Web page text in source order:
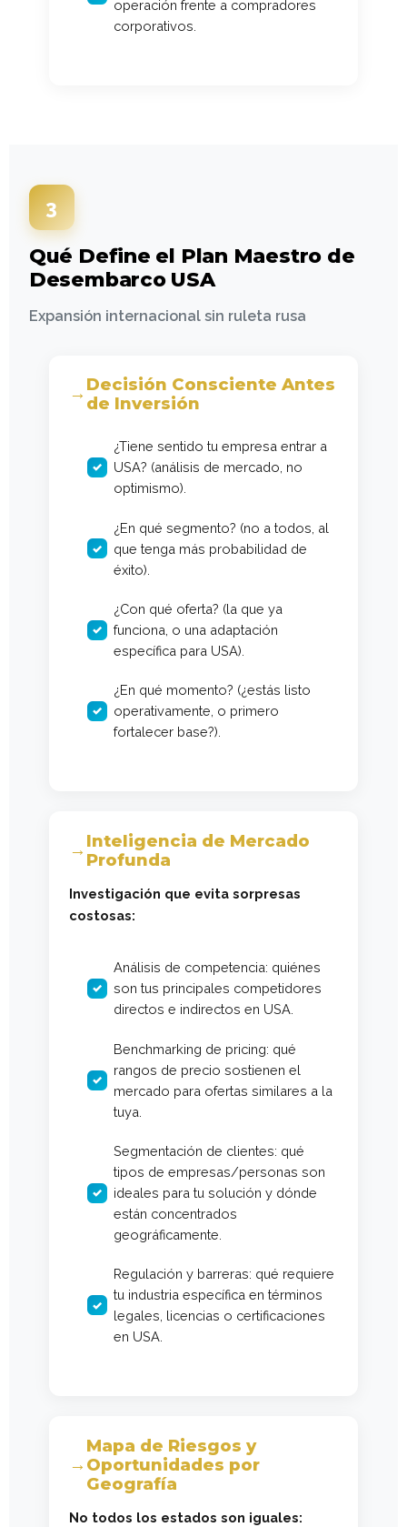
operación frente a compradores
corporativos.
3
Qué Define el Plan Maestro de
Desembarco USA
Expansión internacional sin ruleta rusa
Decisión Consciente Antes
de Inversión
¿Tiene sentido tu empresa entrar a
USA? (análisis de mercado, no
optimismo).
¿En qué segmento? (no a todos, al
que tenga más probabilidad de
éxito).
¿Con qué oferta? (la que ya
funciona, o una adaptación
específica para USA).
¿En qué momento? (¿estás listo
operativamente, o primero
fortalecer base?).
Inteligencia de Mercado
Profunda
Investigación que evita sorpresas
costosas:
Análisis de competencia: quiénes
son tus principales competidores
directos e indirectos en USA.
Benchmarking de pricing: qué
rangos de precio sostienen el
mercado para ofertas similares a la
tuya.
Segmentación de clientes: qué
tipos de empresas/personas son
ideales para tu solución y dónde
están concentrados
geográficamente.
Regulación y barreras: qué requiere
tu industria específica en términos
legales, licencias o certificaciones
en USA.
Mapa de Riesgos y
Oportunidades por
Geografía
No todos los estados son iguales: